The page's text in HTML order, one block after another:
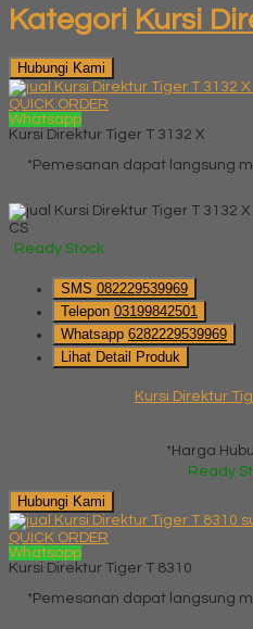
Kategori Kursi
Hubungi Kami
QUICK ORDER
Whatsapp
Kursi Direktur Tiger T 3132 X
*Pemesanan dapat langsung
CS
Ready Stock
SMS 082229539969
Telepon 03199842501
Whatsapp 6282229539969
Lihat Detail Produk
Kursi Direktur
*Harga
Ready
Hubungi Kami
QUICK ORDER
Whatsapp
Kursi Direktur Tiger T 8310
*Pemesanan dapat langsung